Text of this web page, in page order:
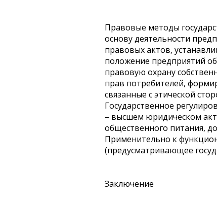
Правовые методы
основу деятельности
правовых актов,
положение предприятий
правовую охрану
прав потребителей,
связанные с этической
Государственное
– высшем юридическом
общественного питания,
Применительно к
(предусматривающее
Заключение